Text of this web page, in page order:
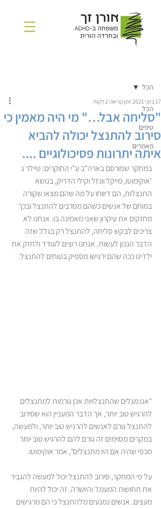
הכל
טיפים
מאמרים
הכל
"סליחה אבל…" מי היה מאמין כי
סירוב להתנצל יכולה להביא
איתה יתרונות פסיכולוגיים ....
17 ביוני 2021 זמן קריאה 2 דקות
במחקר שפורסם בארה"ב ע"י החוקרים: טיילר ג
'אוקימוטו, מייקל וונזל וקילי הדריק, בנושא
התנצלות, הם דיווחו על מה שהם מצאו שקורה
במוחם של אנשים כשהם מסרבים להתנצל ובכך
מחזקים את עיקרון שאני מאמינה בו: אנחנו לא
צריכים לבקש סליחה, להתנצל רק בגלל שזה
הדבר הנכון לעשות. אנחנו רוצים לעודד ולחזק את
ילדינו ככה שהם ירגישו מספיק בטוחים להתנצל.
"אנו מגלים שהתנצלויות אכן גורמות למתנצלים
להרגיש טוב יותר, אך הדבר המעניין הוא שסירוב
להתנצל גורם לאנשים להרגיש טוב יותר, ולמעשה,
במקרים מסוימים זה גורם להם להרגיש טוב יותר
מכפי שהיה אם היו מתנצלים", אמר אוקימוטו.
על פי המחקר, סירוב להתנצל יכול למעשה להגביר
את תחושות המעמד והיושרה. זה יכול להיות
מעצים. אנשים נמנעים מלהתנצל כי הם מרגישים